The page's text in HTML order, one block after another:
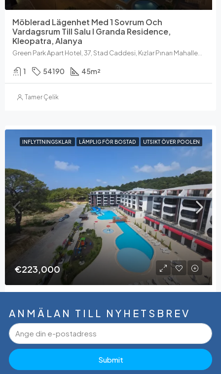
Möblerad Lägenhet Med 1 Sovrum Och
Vardagsrum Till Salu I Granda Residence,
Kleopatra, Alanya
1 54190 45m²
Tamer Çelik
INFLYTTNINGSKLAR LÄMPLIG FÖR BOSTAD UTSIKT ÖVER POOLEN
€223,000
Avsallar
Avsallar, Alanya, Antalya, Medelhavsregionen, 07407, Turkiet
3 53730 165m²
ANMÄLAN TILL NYHETSBREV
Submit